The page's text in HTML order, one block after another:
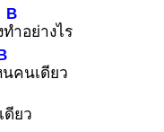
ำ
B
อย่างไร
นคนเดียว
ดียว